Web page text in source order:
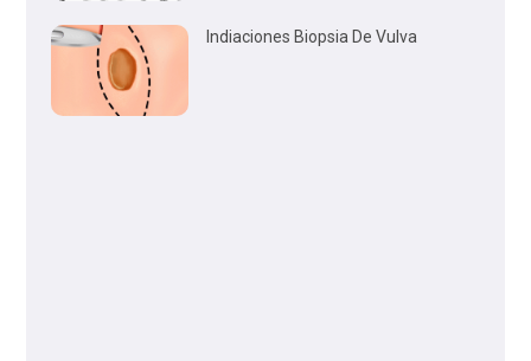
Indiaciones Biopsia De Vulva